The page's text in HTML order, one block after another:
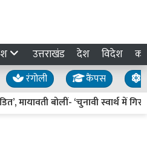
उत्तराखंड देश विदेश
रंगोली कैंपस
मायावती बोलीं- ‘चुनावी स्वार्थ में